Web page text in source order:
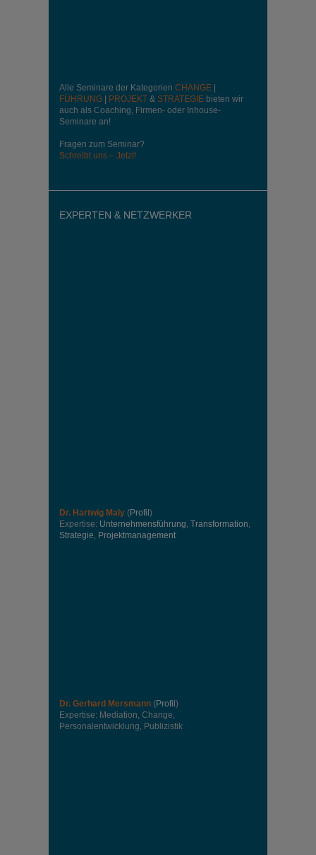
Alle Seminare der Kategorien CHANGE
FÜHRUNG
PROJEKT & STRATEGIE bieten wir
auch als Coaching, Firmen- oder Inhouse-
Seminare an!
Fragen zum Seminar?
Schreibt uns – Jetzt!
EXPERTEN & NETZWERKER
Dr. Hartwig Maly (Profil )
Expertise: Unternehmensführung, Transformation,
Strategie, Projektmanagement
Dr. Gerhard Mersmann (Profil )
Expertise: Mediation, Change,
Personalentwicklung, Publizistik